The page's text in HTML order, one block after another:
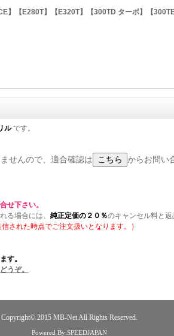
【E280T】【E320T】【300TD ターボ】【300TE
ルです。
せんので、適合確認は からお問い
せ下さい。
る場合には、 純正定価の２０％のキャンセル料と
された時点でご注文扱いとなります。）
す。
うぞ。
Copyright© 2015 MB-NetAll Rights Reserved.
Powered By:SPEEDJAPAN